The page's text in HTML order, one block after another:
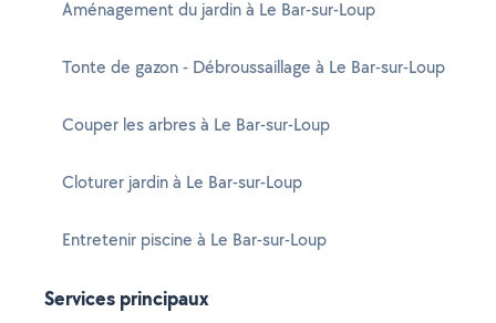
Aménagement du jardin à Le Bar-sur-Loup
Tonte de gazon - Débroussaillage à Le Bar-sur-Loup
Couper les arbres à Le Bar-sur-Loup
Cloturer jardin à Le Bar-sur-Loup
Entretenir piscine à Le Bar-sur-Loup
Services principaux